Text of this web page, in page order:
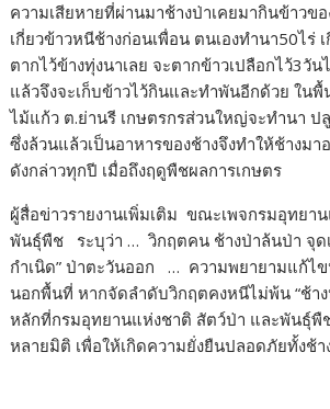
ความเสียหายที่ผ่านมาช้างป่าเคยมากินข้าวข
เกี่ยวข้าวหนีช้างก่อนเพื่อน ตนเองทำนา50ไร่
ตากไว้ข้างทุ่งนาเลย จะตากข้าวเปลือกไว้3วั
แล้วจึงจะเก็บข้าวไว้กินและทำพันอีกด้วย ในพื้
ไม้แก้ว ต.ย่านรี เกษตรกรส่วนใหญ่จะทำนา ป
ซึ่งล้วนแล้วเป็นอาหารของช้างจึงทำให้ช้างม
ดังกล่าวทุกปี เมื่อถึงฤดูพืชผลการเกษตร
ผู้สื่อข่าวรายงานเพิ่มเติม ขณะเพจกรมอุทยา
พันธุ์พืช ระบุว่า … วิกฤตคน ช้างป่าล้นป่า จุด
กำเนิด” ป่าตะวันออก … ความพยายามแก้ไ
นอกพื้นที่ หากจัดลำดับวิกฤตคงหนีไม่พ้น “ช้าง
หลักที่กรมอุทยานแห่งชาติ สัตว์ป่า และพันธุ์พื
หลายมิติ เพื่อให้เกิดความยั่งยืนปลอดภัยทั้งช้